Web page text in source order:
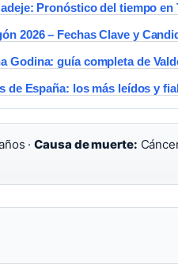
Pronóstico del tiempo en
2026 – Fechas Clave y
Godina: guía completa de
de España: los más leídos y
·Causa de muerte: